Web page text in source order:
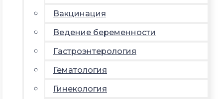
Вакцинация
Ведение беременности
Гастроэнтерология
Гематология
Гинекология